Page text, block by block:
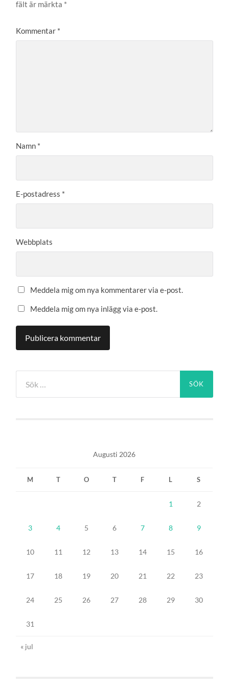
fält är märkta *
Kommentar *
Namn *
E-postadress *
Webbplats
Meddela mig om nya kommentarer via e-post.
Meddela mig om nya inlägg via e-post.
efter:
Augusti 2026
M T O T F L S
1 2
3 4 5 6 7 8 9
10 11 12 13 14 15 16
17 18 19 20 21 22 23
24 25 26 27 28 29 30
31
« jul